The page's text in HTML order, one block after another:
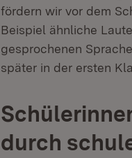
fördern wir vor dem
Beispiel ähnliche
gesprochenen
später in der ersten
durch